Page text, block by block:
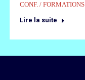
CONF. / FORMATIONS
Lire la suite